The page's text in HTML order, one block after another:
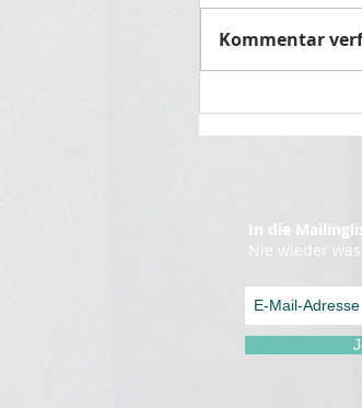
Kommentar
In die
Nie wieder